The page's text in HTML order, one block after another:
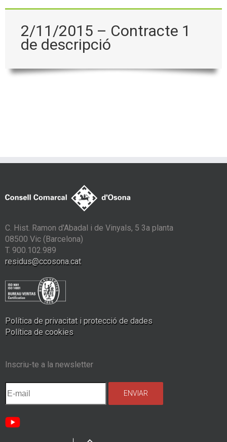
2/11/2015 – Contracte 1
de descripció
C. Hist. Ramon d'Abadal i de Vinyals, 5 3a planta
08500 Vic (Barcelona)
T. 900.102.989
residus@ccosona.cat
Política de privacitat i protecció de dades
Política de cookies
Inscriu-te a la newsletter